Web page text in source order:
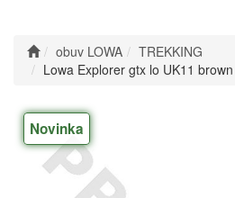
obuv LOWA
TREKKING
Lowa Explorer gtx lo UK11 brown
Novinka